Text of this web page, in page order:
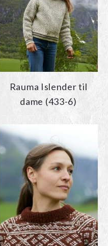
Rauma Islender til
dame (433-6)